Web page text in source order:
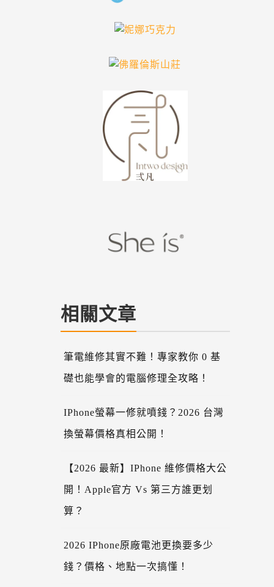
相關文章
筆電維修其實不難！專家教你 0 基
礎也能學會的電腦修理全攻略！
IPhone螢幕一修就噴錢？2026 台灣
換螢幕價格真相公開！
【2026 最新】iPhone 維修價格大公
開！Apple官方 Vs 第三方誰更划
算？
2026 IPhone原廠電池更換要多少
錢？價格、地點一次搞懂！